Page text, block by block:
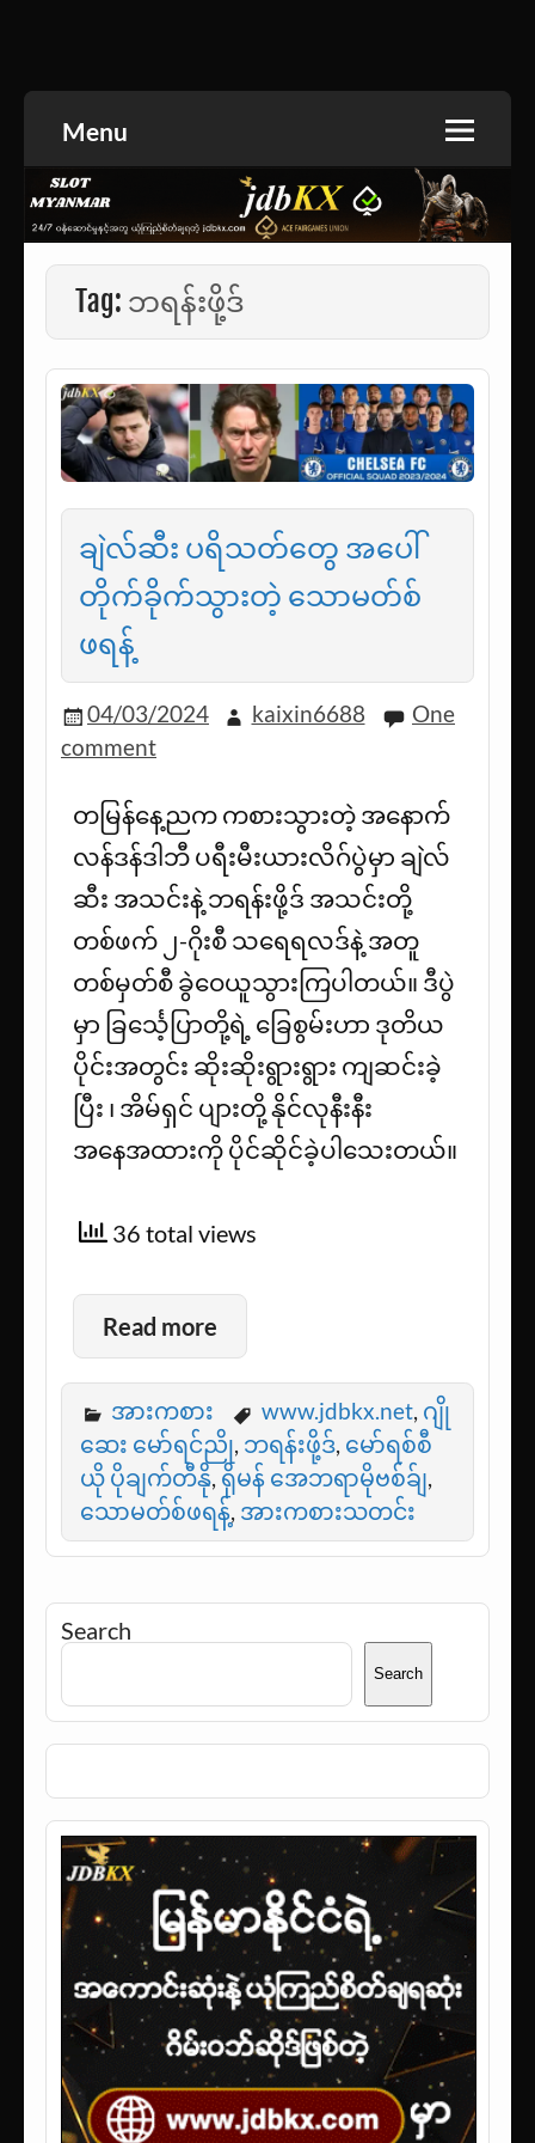
ဝတ္ထုတို
Menu
Tag: ဘရန်းဖို့ဒ်
ချဲလ်ဆီး ပရိသတ်တွေ အပေါ်
တိုက်ခိုက်သွားတဲ့ သောမတ်စ်
ဖရန့်
04/03/2024 kaixin6688
One
comment
တမြန်နေ့ညက ကစားသွားတဲ့ အနောက်
လန်ဒန်ဒါဘီ ပရီးမီးယားလိဂ်ပွဲမှာ ချဲလ်
ဆီး အသင်းနဲ့ ဘရန်းဖို့ဒ် အသင်းတို့
တစ်ဖက် ၂-ဂိုးစီ သရေရလဒ်နဲ့ အတူ
တစ်မှတ်စီ ခွဲဝေယူသွားကြပါတယ်။ ဒီပွဲ
မှာ ခြင်္သေ့ပြာတို့ရဲ့ ခြေစွမ်းဟာ ဒုတိယ
ပိုင်းအတွင်း ဆိုးဆိုးရွားရွား ကျဆင်းခဲ့
ပြီး ၊ အိမ်ရှင် ပျားတို့ နိုင်လုနီးနီး
အနေအထားကို ပိုင်ဆိုင်ခဲ့ပါသေးတယ်။
36 total views
Read more
အားကစား www.jdbkx.net, ဂျို
ဆေး မော်ရင်ညို, ဘရန်းဖို့ဒ်, မော်ရစ်စီ
ယို ပိုချက်တီနို, ရိုမန် အေဘရာမိုဗစ်ခ်ျ,
သောမတ်စ်ဖရန့်, အားကစားသတင်း
Search
Search